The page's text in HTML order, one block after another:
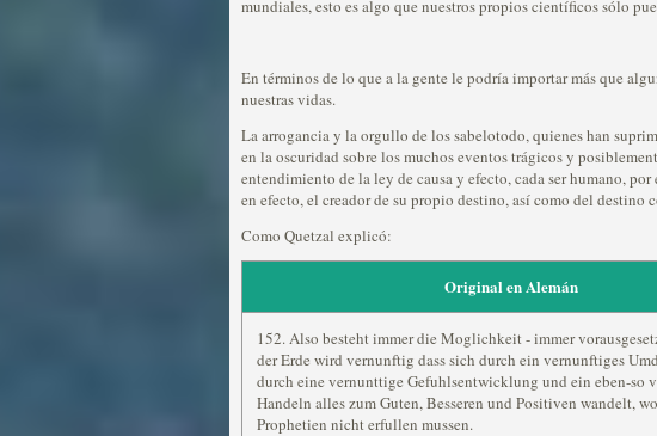
mundiales, esto es algo que nuestros propios científicos sólo
En términos de lo que a la gente le podría importar más que
nuestras vidas.
La arrogancia y la orgullo de los sabelotodo, quienes han
en la oscuridad sobre los muchos eventos trágicos y
entendimiento de la ley de causa y efecto, cada ser humano,
en efecto, el creador de su propio destino, así como del destino
Como Quetzal explicó:
Original en Alemán
152. Also besteht immer die Moglichkeit - immer
der Erde wird vernunftig dass sich durch ein vernunftiges
durch eine vernunttige Gefuhlsentwicklung und ein eben-so
Handeln alles zum Guten, Besseren und Positiven wandelt,
Prophetien nicht erfullen mussen.